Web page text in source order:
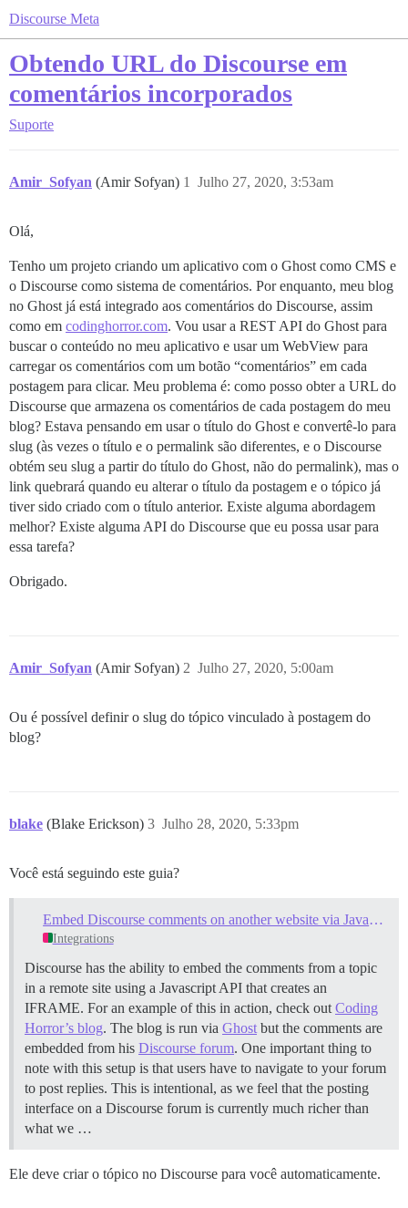
Discourse Meta
Obtendo URL do Discourse em
comentários incorporados
Suporte
Amir_Sofyan (Amir Sofyan) Julho 27, 2020, 3:53am
1
Olá,
Tenho um projeto criando um aplicativo com o Ghost como CMS e
o Discourse como sistema de comentários. Por enquanto, meu blog
no Ghost já está integrado aos comentários do Discourse, assim
como em codinghorror.com. Vou usar a REST API do Ghost para
buscar o conteúdo no meu aplicativo e usar um WebView para
carregar os comentários com um botão “comentários” em cada
postagem para clicar. Meu problema é: como posso obter a URL do
Discourse que armazena os comentários de cada postagem do meu
blog? Estava pensando em usar o título do Ghost e convertê-lo para
slug (às vezes o título e o permalink são diferentes, e o Discourse
obtém seu slug a partir do título do Ghost, não do permalink), mas o
link quebrará quando eu alterar o título da postagem e o tópico já
tiver sido criado com o título anterior. Existe alguma abordagem
melhor? Existe alguma API do Discourse que eu possa usar para
essa tarefa?
Obrigado.
Amir_Sofyan (Amir Sofyan) Julho 27, 2020, 5:00am
2
Ou é possível definir o slug do tópico vinculado à postagem do
blog?
blake (Blake Erickson) Julho 28, 2020, 5:33pm
3
Você está seguindo este guia?
Embed Discourse comments on another website via Javascript
Integrations
Discourse has the ability to embed the comments from a topic
in a remote site using a Javascript API that creates an
IFRAME. For an example of this in action, check out Coding
Horror’s blog. The blog is run via Ghost but the comments are
embedded from his Discourse forum. One important thing to
note with this setup is that users have to navigate to your forum
to post replies. This is intentional, as we feel that the posting
interface on a Discourse forum is currently much richer than
what we …
Ele deve criar o tópico no Discourse para você automaticamente.